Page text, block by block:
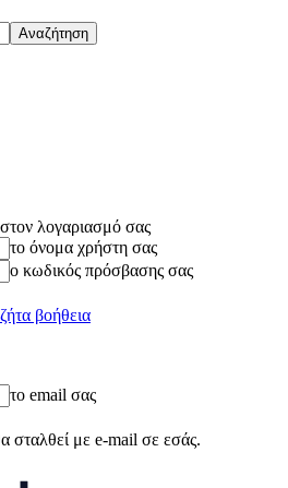
λογαριασμό σας
το όνομα χρήστη σας
ο κωδικός πρόσβασης σας
βοήθεια
το email σας
σταλθεί με e-mail σε εσάς.